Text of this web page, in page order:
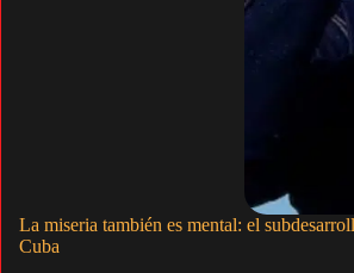
La miseria también es mental: el
Cuba